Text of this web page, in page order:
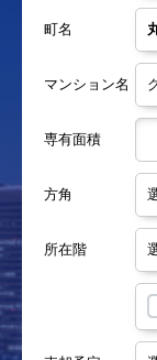
町名
マンション名
専有面積
方角
所在階